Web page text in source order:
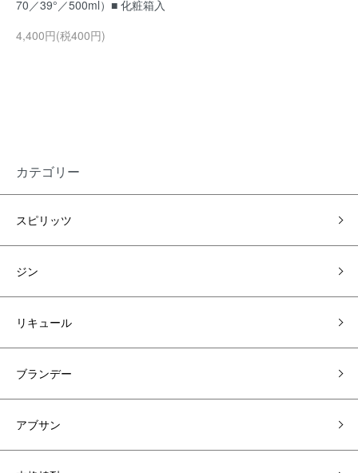
70／39°／500ml）■ 化粧箱入
4,400円(税400円)
カテゴリー
スピリッツ
ジン
リキュール
ブランデー
アブサン